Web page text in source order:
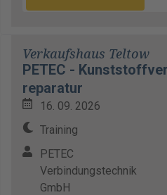
Verkaufshaus Teltow
PETEC -
reparatur
16. 09. 2026
Training
PETEC
Verbindungstechnik
GmbH